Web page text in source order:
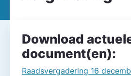
Download
document(en):
Raadsvergadering 16